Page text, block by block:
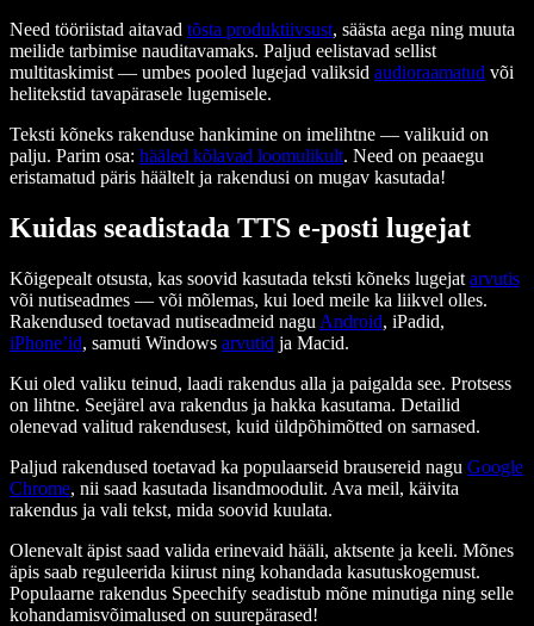
Need tööriistad aitavad tõsta produktiivsust, säästa aega ning muuta
meilide tarbimise nauditavamaks. Paljud eelistavad sellist
multitaskimist — umbes pooled lugejad valiksid audioraamatud või
helitekstid tavapärasele lugemisele.
Teksti kõneks rakenduse hankimine on imelihtne — valikuid on
palju. Parim osa: hääled kõlavad loomulikult. Need on peaaegu
eristamatud päris häältelt ja rakendusi on mugav kasutada!
Kuidas seadistada TTS e-posti lugejat
Kõigepealt otsusta, kas soovid kasutada teksti kõneks lugejat arvutis
või nutiseadmes — või mõlemas, kui loed meile ka liikvel olles.
Rakendused toetavad nutiseadmeid nagu Android, iPadid,
iPhone’id, samuti Windows arvutid ja Macid.
Kui oled valiku teinud, laadi rakendus alla ja paigalda see. Protsess
on lihtne. Seejärel ava rakendus ja hakka kasutama. Detailid
olenevad valitud rakendusest, kuid üldpõhimõtted on sarnased.
Paljud rakendused toetavad ka populaarseid brausereid nagu Google
Chrome, nii saad kasutada lisandmoodulit. Ava meil, käivita
rakendus ja vali tekst, mida soovid kuulata.
Olenevalt äpist saad valida erinevaid hääli, aktsente ja keeli. Mõnes
äpis saab reguleerida kiirust ning kohandada kasutuskogemust.
Populaarne rakendus Speechify seadistub mõne minutiga ning selle
kohandamisvõimalused on suurepärased!